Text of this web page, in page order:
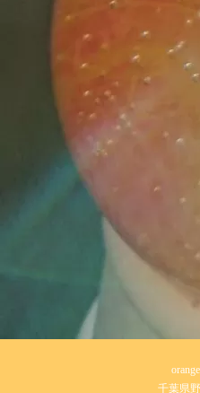
千葉県